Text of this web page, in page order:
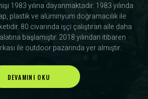
1983 yılına dayanmaktadır. 1983 yılında
plastik ve alüminyum doğramacılık ile
80 civarında işçi çalıştıran aile daha
başlamıştır. 2018 yılından itibaren
ile outdoor pazarında yer almıştır.
DEVAMINI OKU